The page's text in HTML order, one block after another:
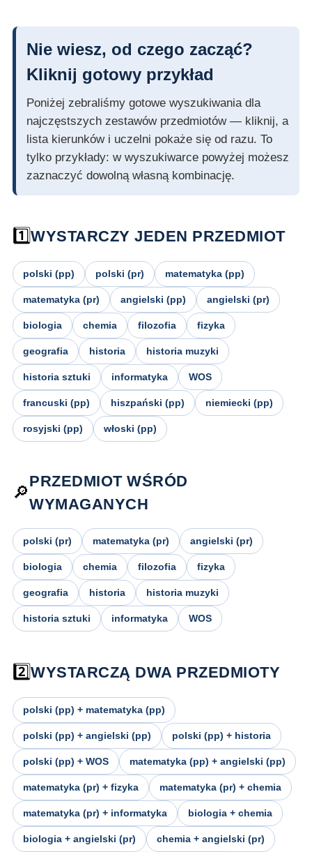
Nie wiesz, od czego zacząć?
Kliknij gotowy przykład
Poniżej zebraliśmy gotowe wyszukiwania dla
najczęstszych zestawów przedmiotów — kliknij, a
lista kierunków i uczelni pokaże się od razu. To
tylko przykłady: w wyszukiwarce powyżej możesz
zaznaczyć dowolną własną kombinację.
1️⃣WYSTARCZY JEDEN PRZEDMIOT
polski (pp) polski (pr) matematyka (pp)
matematyka (pr) angielski (pp) angielski (pr)
biologia chemia filozofia fizyka
geografia historia historia muzyki
historia sztuki informatyka WOS
francuski (pp) hiszpański (pp) niemiecki (pp)
rosyjski (pp) włoski (pp)
🔎
PRZEDMIOT WŚRÓD
WYMAGANYCH
polski (pr) matematyka (pr) angielski (pr)
biologia chemia filozofia fizyka
geografia historia historia muzyki
historia sztuki informatyka WOS
2️⃣WYSTARCZĄ DWA PRZEDMIOTY
polski (pp) + matematyka (pp)
polski (pp) + angielski (pp) polski (pp) + historia
polski (pp) + WOS matematyka (pp) + angielski (pp)
matematyka (pr) + fizyka matematyka (pr) + chemia
matematyka (pr) + informatyka biologia + chemia
biologia + angielski (pr) chemia + angielski (pr)